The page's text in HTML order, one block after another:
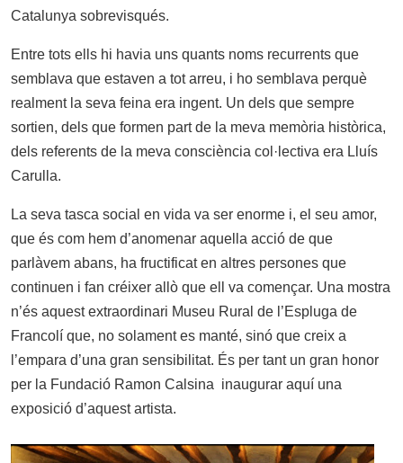
Catalunya sobrevisqués.
Entre tots ells hi havia uns quants noms recurrents que
semblava que estaven a tot arreu, i ho semblava perquè
realment la seva feina era ingent. Un dels que sempre
sortien, dels que formen part de la meva memòria històrica,
dels referents de la meva consciència col·lectiva era Lluís
Carulla.
La seva tasca social en vida va ser enorme i, el seu amor,
que és com hem d’anomenar aquella acció de que
parlàvem abans, ha fructificat en altres persones que
continuen i fan créixer allò que ell va començar. Una mostra
n’és aquest extraordinari Museu Rural de l’Espluga de
Francolí que, no solament es manté, sinó que creix a
l’empara d’una gran sensibilitat. És per tant un gran honor
per la Fundació Ramon Calsina inaugurar aquí una
exposició d’aquest artista.